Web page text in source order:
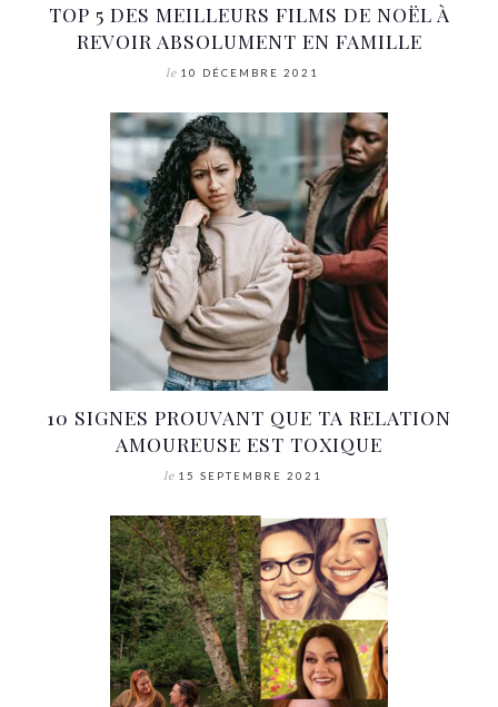
TOP 5 DES MEILLEURS FILMS DE NOËL À
REVOIR ABSOLUMENT EN FAMILLE
le 10 DÉCEMBRE 2021
10 SIGNES PROUVANT QUE TA RELATION
AMOUREUSE EST TOXIQUE
le 15 SEPTEMBRE 2021